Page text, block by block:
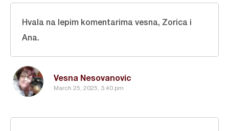
Vesna Nesovanovic
March 25, 2025, 3:40 pm
Hvala na lepim komentarima vesna, Zorica i
Ana.